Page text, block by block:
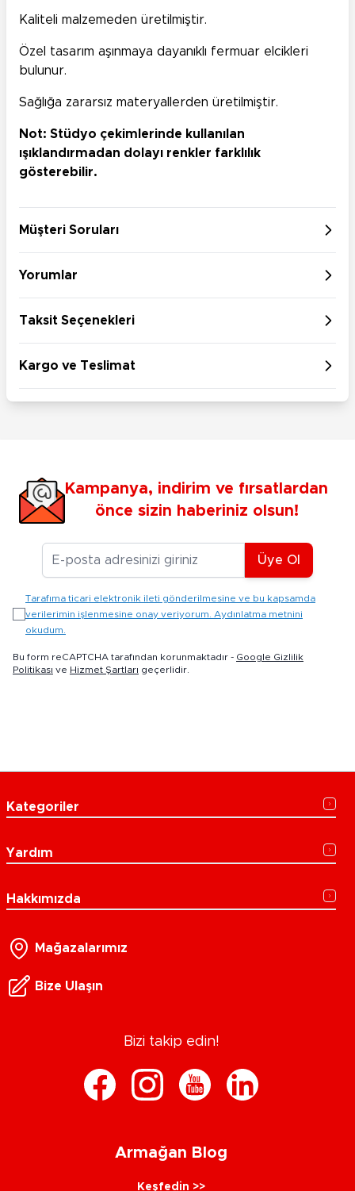
Kaliteli malzemeden üretilmiştir.
Özel tasarım aşınmaya dayanıklı fermuar elcikleri
bulunur.
Sağlığa zararsız materyallerden üretilmiştir.
Not: Stüdyo çekimlerinde kullanılan
ışıklandırmadan dolayı renkler farklılık
gösterebilir.
Müşteri Soruları
Yorumlar
Taksit Seçenekleri
Kargo ve Teslimat
Kampanya, indirim ve fırsatlardan
önce sizin haberiniz olsun!
E-posta Adresiniz
Üye Ol
Tarafıma ticari elektronik ileti gönderilmesine ve bu kapsamda
verilerimin işlenmesine onay veriyorum. Aydınlatma metnini
okudum.
Bu form reCAPTCHA tarafından korunmaktadır - Google Gizlilik
Politikası ve Hizmet Şartları geçerlidir.
Kategoriler
Yardım
Hakkımızda
Mağazalarımız
Bize Ulaşın
Bizi takip edin!
Armağan Blog
Keşfedin >>